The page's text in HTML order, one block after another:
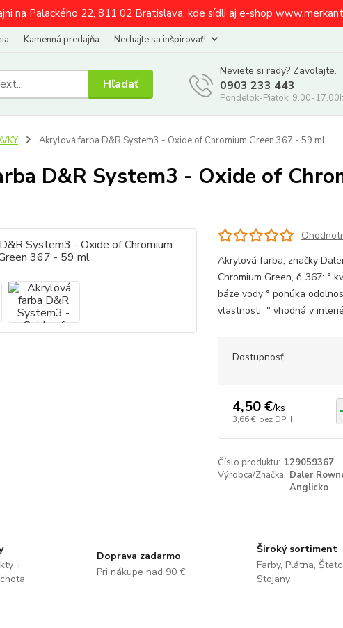
na Palackého 22, 811 02 Bratislava, kde sídli aj e-shop
Kamenná predajňa Nechajte sa inšpirovať!
Hľadať
Neviete si rady? Zavolajte.
0903 233 443
Pondelok-Piatok: 9.00-
Akrylová farba D&R System3 - Oxide of Chromium Green 367 - 59 ml
D&R System3 - Oxide of
Akrylová farba, značky
Chromium Green, č. 367: °
báze vody ° ponúka
vlastnosti ° vhodná v
Dostupnosť
4,50 €/ks
3,66 € bez DPH
Číslo produktu: 129059367
Výrobca/Značka: Daler
Anglicko
+
Doprava zadarmo
Pri nákupe nad 90 €
Široký sortiment
Farby, Plátna,
Stojany